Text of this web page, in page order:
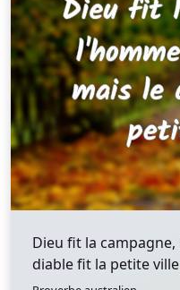
Dieu fit la
diable fit la petite